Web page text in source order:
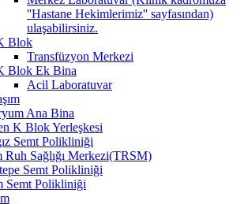
''Hastane Hekimlerimiz'' sayfasından)
ulaşabilirsiniz.
Blok
Transfüzyon Merkezi
Blok Ek Bina
Acil Laboratuvar
Ana Bina
K Blok Yerleşkesi
Semt Polikliniği
Ruh Sağlığı Merkezi(TRSM)
Semt Polikliniği
Semt Polikliniği